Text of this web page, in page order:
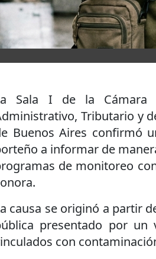
Sala I de la Cámara
Tributario y
Buenos Aires confirmó
a informar de
de monitoreo
causa se originó a partir
presentado por un
con